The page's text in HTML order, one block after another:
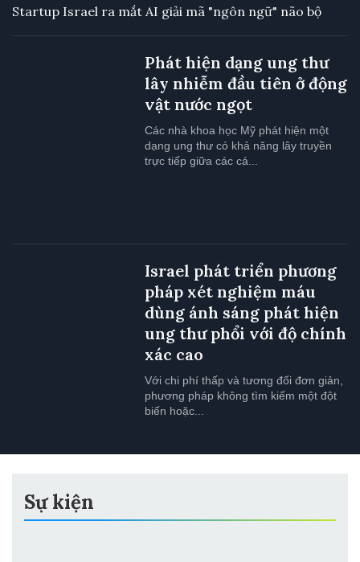
Startup Israel ra mắt AI giải mã "ngôn ngữ" não bộ
Phát hiện dạng ung thư
lây nhiễm đầu tiên ở động
vật nước ngọt
Các nhà khoa học Mỹ phát hiện một
dạng ung thư có khả năng lây truyền
trực tiếp giữa các cá...
Israel phát triển phương
pháp xét nghiệm máu
dùng ánh sáng phát hiện
ung thư phổi với độ chính
xác cao
Với chi phí thấp và tương đối đơn giản,
phương pháp không tìm kiếm một đột
biến hoặc...
Sự kiện